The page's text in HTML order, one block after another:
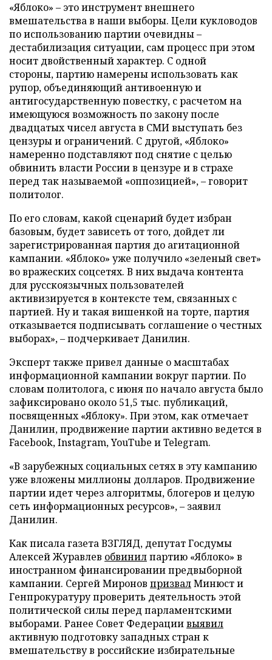
«Яблоко» – это инструмент внешнего
вмешательства в наши выборы. Цели кукловодов
по использованию партии очевидны –
дестабилизация ситуации, сам процесс при этом
носит двойственный характер. С одной
стороны, партию намерены использовать как
рупор, объединяющий антивоенную и
антигосударственную повестку, с расчетом на
имеющуюся возможность по закону после
двадцатых чисел августа в СМИ выступать без
цензуры и ограничений. С другой, «Яблоко»
намеренно подставляют под снятие с целью
обвинить власти России в цензуре и в страхе
перед так называемой «оппозицией», – говорит
политолог.
По его словам, какой сценарий будет избран
базовым, будет зависеть от того, дойдет ли
зарегистрированная партия до агитационной
кампании. «Яблоко» уже получило «зеленый свет»
во вражеских соцсетях. В них выдача контента
для русскоязычных пользователей
активизируется в контексте тем, связанных с
партией. Ну и такая вишенкой на торте, партия
отказывается подписывать соглашение о честных
выборах», – подчеркивает Данилин.
Эксперт также привел данные о масштабах
информационной кампании вокруг партии. По
словам политолога, с июня по начало августа было
зафиксировано около 51,5 тыс. публикаций,
посвященных «Яблоку». При этом, как отмечает
Данилин, продвижение партии активно ведется в
Facebook, Instagram, YouTube и Telegram.
«В зарубежных социальных сетях в эту кампанию
уже вложены миллионы долларов. Продвижение
партии идет через алгоритмы, блогеров и целую
сеть информационных ресурсов», – заявил
Данилин.
Как писала газета ВЗГЛЯД, депутат Госдумы
Алексей Журавлев обвинилпартию «Яблоко» в
иностранном финансировании предвыборной
кампании. Сергей Миронов призвалМинюст и
Генпрокуратуру проверить деятельность этой
политической силы перед парламентскими
выборами. Ранее Совет Федерациивыявил
активную подготовку западных стран к
вмешательству в российские избирательные